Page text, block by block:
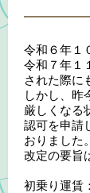
令和６年１
令和７年１
された際に
しかし、昨
厳しくなる
認可を申請
おりました。
改定の要旨
【旧
初乗り運